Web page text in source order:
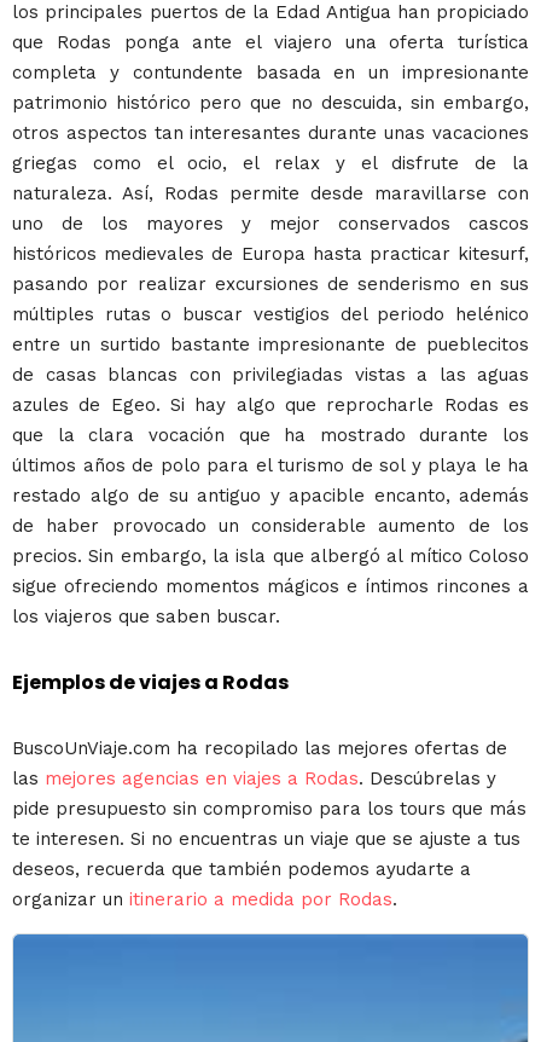
los principales puertos de la Edad Antigua han propiciado
que Rodas ponga ante el viajero una oferta turística
completa y contundente basada en un impresionante
patrimonio histórico pero que no descuida, sin embargo,
otros aspectos tan interesantes durante unas vacaciones
griegas como el ocio, el relax y el disfrute de la
naturaleza. Así, Rodas permite desde maravillarse con
uno de los mayores y mejor conservados cascos
históricos medievales de Europa hasta practicar kitesurf,
pasando por realizar excursiones de senderismo en sus
múltiples rutas o buscar vestigios del periodo helénico
entre un surtido bastante impresionante de pueblecitos
de casas blancas con privilegiadas vistas a las aguas
azules de Egeo. Si hay algo que reprocharle Rodas es
que la clara vocación que ha mostrado durante los
últimos años de polo para el turismo de sol y playa le ha
restado algo de su antiguo y apacible encanto, además
de haber provocado un considerable aumento de los
precios. Sin embargo, la isla que albergó al mítico Coloso
sigue ofreciendo momentos mágicos e íntimos rincones a
los viajeros que saben buscar.
Ejemplos de viajes a Rodas
BuscoUnViaje.com ha recopilado las mejores ofertas de
las mejores agencias en viajes a Rodas. Descúbrelas y
pide presupuesto sin compromiso para los tours que más
te interesen. Si no encuentras un viaje que se ajuste a tus
deseos, recuerda que también podemos ayudarte a
organizar un itinerario a medida por Rodas.